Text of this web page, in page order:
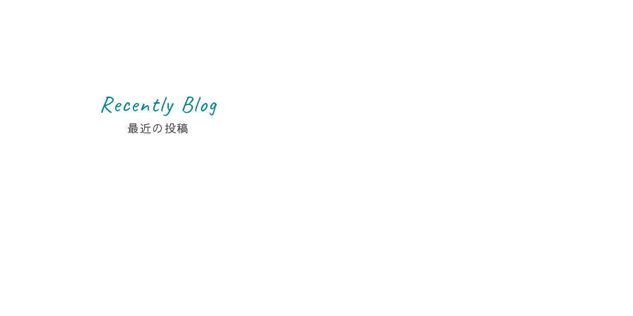
Recently Blog
最近の投稿